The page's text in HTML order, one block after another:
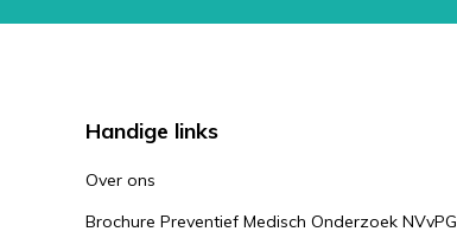
Handige links
Over ons
Brochure Preventief Medisch Onderzoek NVvPG